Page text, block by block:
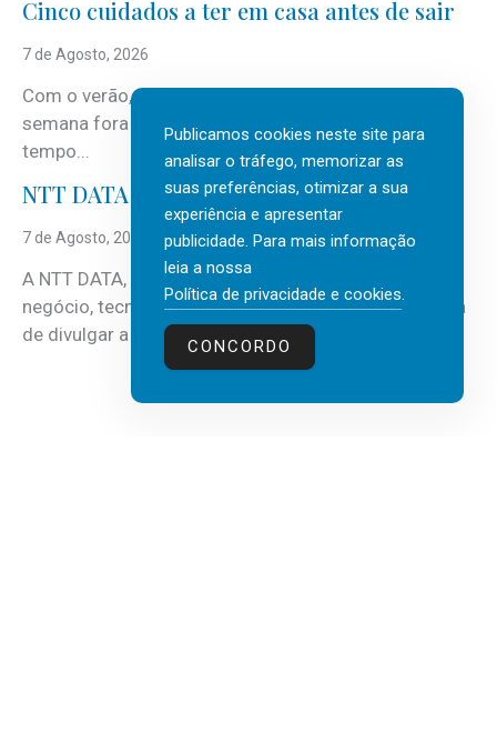
Cinco cuidados a ter em casa antes de sair
7 de Agosto, 2026
Com o verão, chegam também as férias, os fins-de-
semana fora e os dias em que a casa fica mais
tempo...
NTT DATA Insurtech Global Outlook 2026
7 de Agosto, 2026
A NTT DATA, consultora global em serviços de
negócio, tecnologia e inteligência artificial (IA), acaba
de divulgar a mais recente...
Publicamos cookies neste site para
analisar o tráfego, memorizar as
suas preferências, otimizar a sua
experiência e apresentar
publicidade. Para mais informação
leia a nossa
Política de privacidade e cookies.
CONCORDO